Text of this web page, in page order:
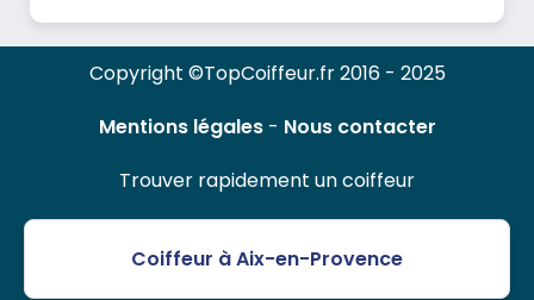
Copyright ©TopCoiffeur.fr 2016 - 2025
Mentions légales- Nous contacter
Trouver rapidement un coiffeur
Coiffeur à Aix-en-Provence